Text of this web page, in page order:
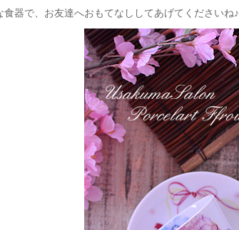
食器で、お友達へおもてなししてあげてくださいね♪